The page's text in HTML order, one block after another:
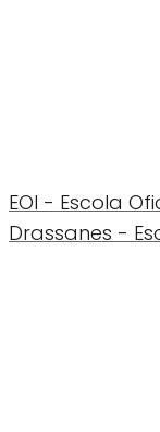
EOI - Escola
Drassanes -